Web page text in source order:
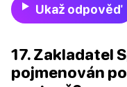
Ukaž odpověď
17. Zakladatel
pojmenován